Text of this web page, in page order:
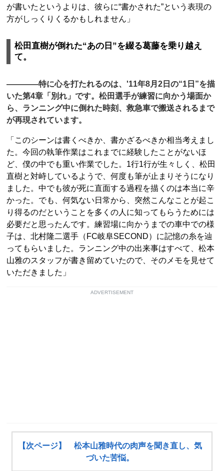
が書いたというよりは、彼らに“書かされた”という表現の
方がしっくりくるかもしれません」
松田直樹が倒れた“あの日”を綴る葛藤を乗り越え
て。
――――特に心を打たれるのは、'11年8月2日の“1日”を描
いた第4章「別れ」です。松田選手が練習に向かう場面か
ら、ランニング中に倒れた時刻、救急車で搬送されるまで
が再現されています。
「このシーンは書くべきか、書かざるべきか相当考えまし
た。今回の執筆作業はこれまでに経験したことがないほ
ど、僕の中でも重い作業でした。1行1行が生々しく、松田
直樹と対峙しているようで、何度も筆が止まりそうになり
ました。中でも彼が死に直面する過程を描くのは本当に辛
かった。でも、何気ない日常から、突然こんなことが起こ
り得るのだということを多くの人に知ってもらうためには
必要だと思ったんです。練習場に向かうまでの車中での様
子は、北村隆二選手（FC岐阜SECOND）に記憶の糸を辿
ってもらいました。ランニング中の出来事はすべて、松本
山雅のスタッフが書き留めていたので、そのメモを見せて
いただきました」
ADVERTISEMENT
【次ページ】 松本山雅時代の肉声を聞き直し、気
づいた苦悩。